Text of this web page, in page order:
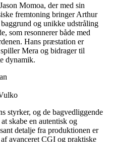
Momoa, der med sin
fremtoning bringer Arthur
og unikke udstråling
som resonnerer både med
Hans præstation er
Mera og bidrager til
dynamik.
styrker, og de bagvedliggende
skabe en autentisk og
detalje fra produktionen er
avanceret CGI og praktiske